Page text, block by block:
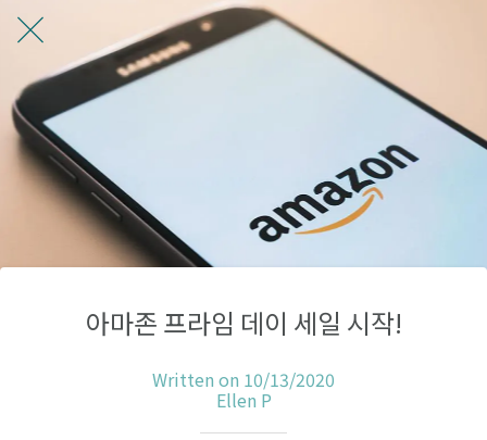
아마존 프라임 데이 세일 시작!
Written on 10/13/2020
Ellen P